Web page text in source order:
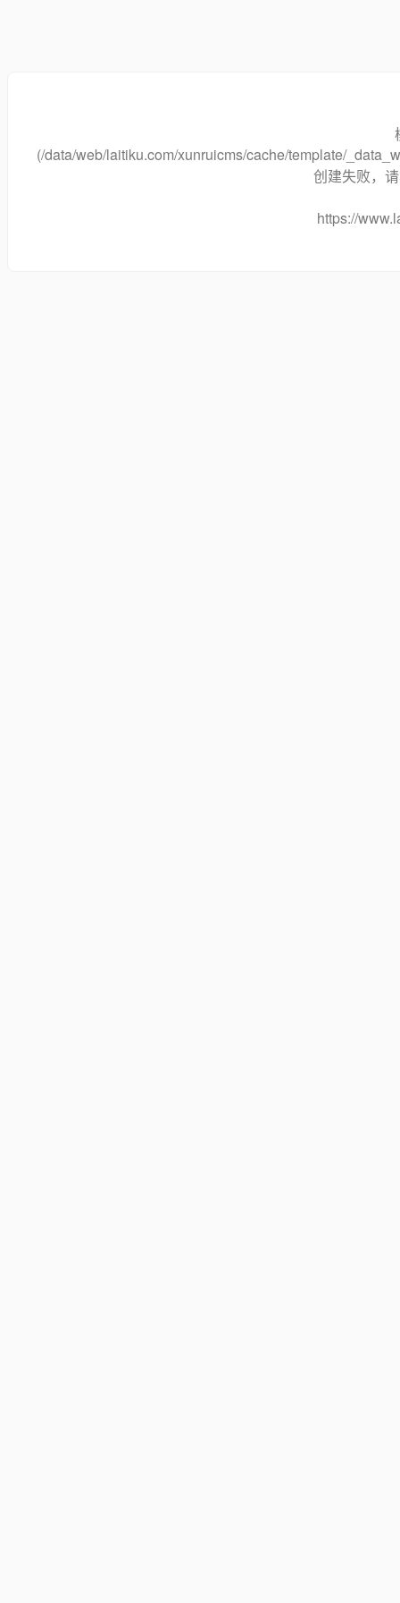
(/data/web/laitiku.com/xunruicms/cache/template/
创建失败，
https://